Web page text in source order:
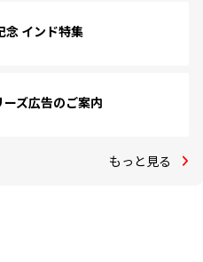
念 インド特集
ーズ広告のご案内
もっと見る